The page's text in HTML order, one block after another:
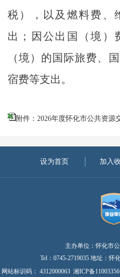
税），以及燃料费、
出；因公出国（境）
（境）的国际旅费、
宿费等支出。
附件：2026年度怀化市公共资源
设为首页 加入
主办单位：怀化市
Tel：0745-2719035 地址：怀
网站标识码： 4312000063 湘ICP备